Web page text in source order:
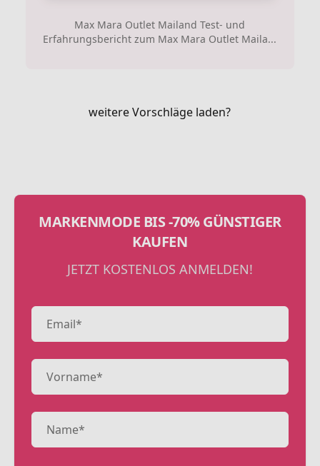
Max Mara Outlet Mailand Test- und
Erfahrungsbericht zum Max Mara Outlet Maila...
weitere Vorschläge laden?
MARKENMODE BIS -70% GÜNSTIGER
KAUFEN
JETZT KOSTENLOS ANMELDEN!